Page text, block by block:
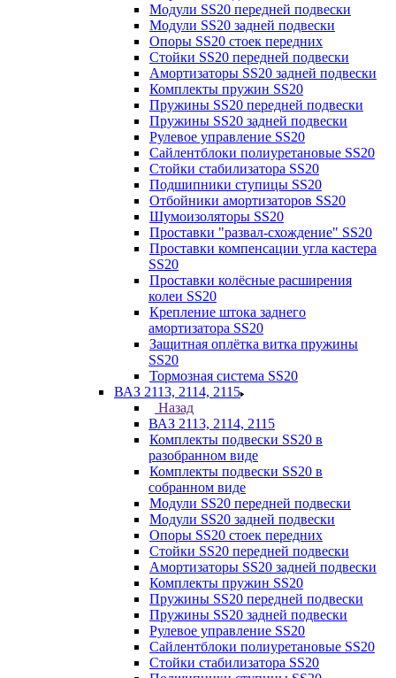
Модули SS20 передней подвески
Модули SS20 задней подвески
Опоры SS20 стоек передних
Стойки SS20 передней подвески
Амортизаторы SS20 задней подвески
Комплекты пружин SS20
Пружины SS20 передней подвески
Пружины SS20 задней подвески
Рулевое управление SS20
Сайлентблоки полиуретановые SS20
Стойки стабилизатора SS20
Подшипники ступицы SS20
Отбойники амортизаторов SS20
Шумоизоляторы SS20
Проставки "развал-схождение" SS20
Проставки компенсации угла кастера
SS20
Проставки колёсные расширения
колеи SS20
Крепление штока заднего
амортизатора SS20
Защитная оплётка витка пружины
SS20
Тормозная система SS20
ВАЗ 2113, 2114, 2115
Назад
ВАЗ 2113, 2114, 2115
Комплекты подвески SS20 в
разобранном виде
Комплекты подвески SS20 в
собранном виде
Модули SS20 передней подвески
Модули SS20 задней подвески
Опоры SS20 стоек передних
Стойки SS20 передней подвески
Амортизаторы SS20 задней подвески
Комплекты пружин SS20
Пружины SS20 передней подвески
Пружины SS20 задней подвески
Рулевое управление SS20
Сайлентблоки полиуретановые SS20
Стойки стабилизатора SS20